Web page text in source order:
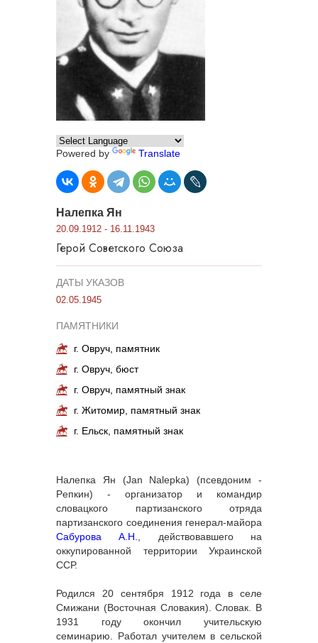
Powered by Translate
Налепка Ян
20.09.1912 - 16.11.1943
Герой Советского Союза
ДАТЫ УКАЗОВ
02.05.1945
ПАМЯТНИКИ
г. Овруч, памятник
г. Овруч, бюст
г. Овруч, памятный знак
г. Житомир, памятный знак
г. Ельск, памятный знак
Налепка Ян (Jan Nalepka) (псевдоним -
Peпкин) - организатор и командир
словацкого партизанского отряда
партизанского соединения генерал-майора
Сабурова А.Н.
, действовавшего на
оккупированной территории Украинской
ССР.
Родился 20 сентября 1912 года в селе
Смижани (Восточная Словакия). Словак. В
1931 году окончил учительскую
семинарию. Работал учителем в сельской